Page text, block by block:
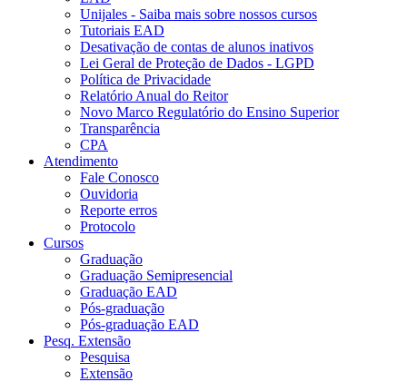
Unijales - Saiba mais sobre nossos cursos
Tutoriais EAD
Desativação de contas de alunos inativos
Lei Geral de Proteção de Dados - LGPD
Política de Privacidade
Relatório Anual do Reitor
Novo Marco Regulatório do Ensino Superior
Transparência
CPA
Atendimento
Fale Conosco
Ouvidoria
Reporte erros
Protocolo
Cursos
Graduação
Graduação Semipresencial
Graduação EAD
Pós-graduação
Pós-graduação EAD
Pesq. Extensão
Pesquisa
Extensão